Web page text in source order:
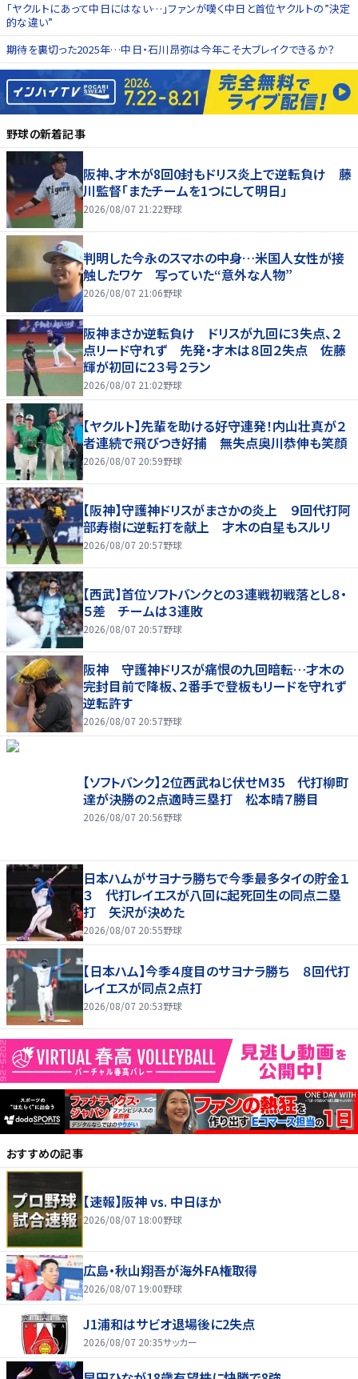
「ヤクルトにあって中日にはない…」ファンが嘆く中日と首位ヤクルトの”決定
的な違い”
期待を裏切った2025年…中日・石川昂弥は今年こそ大ブレイクできるか？
野球の新着記事
阪神、才木が8回0封もドリス炎上で逆転負け 藤
川監督「またチームを1つにして明日」
2026/08/07 21:22野球
判明した今永のスマホの中身…米国人女性が接
触したワケ 写っていた“意外な人物”
2026/08/07 21:06野球
阪神まさか逆転負け ドリスが九回に３失点、２
点リード守れず 先発・才木は８回２失点 佐藤
輝が初回に２３号２ラン
2026/08/07 21:02野球
【ヤクルト】先輩を助ける好守連発！内山壮真が２
者連続で飛びつき好捕 無失点奥川恭伸も笑顔
2026/08/07 20:59野球
【阪神】守護神ドリスがまさかの炎上 ９回代打阿
部寿樹に逆転打を献上 才木の白星もスルリ
2026/08/07 20:57野球
【西武】首位ソフトバンクとの３連戦初戦落とし８・
５差 チームは３連敗
2026/08/07 20:57野球
阪神 守護神ドリスが痛恨の九回暗転…才木の
完封目前で降板、２番手で登板もリードを守れず
逆転許す
2026/08/07 20:57野球
【ソフトバンク】２位西武ねじ伏せＭ35 代打柳町
達が決勝の２点適時三塁打 松本晴７勝目
2026/08/07 20:56野球
日本ハムがサヨナラ勝ちで今季最多タイの貯金１
３ 代打レイエスが八回に起死回生の同点二塁
打 矢沢が決めた
2026/08/07 20:55野球
【日本ハム】今季４度目のサヨナラ勝ち ８回代打
レイエスが同点２点打
2026/08/07 20:53野球
おすすめの記事
【速報】阪神 vs. 中日ほか
2026/08/07 18:00野球
広島・秋山翔吾が海外FA権取得
2026/08/07 19:00野球
J1浦和はサビオ退場後に2失点
2026/08/07 20:35サッカー